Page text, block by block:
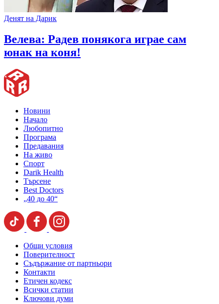
Денят на Дарик
Велева: Радев понякога играе сам
юнак на коня!
Новини
Начало
Любопитно
Програма
Предавания
На живо
Спорт
Darik Health
Търсене
Best Doctors
„40 до 40“
Общи условия
Поверителност
Съдържание от партньори
Контакти
Етичен кодекс
Всички статии
Ключови думи